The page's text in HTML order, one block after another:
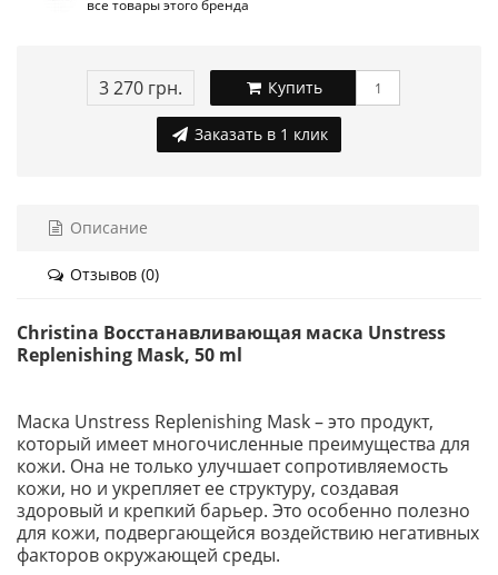
все товары этого бренда
3 270 грн. Купить
Заказать в 1 клик
Описание
Отзывов (0)
Christina Восстанавливающая маска Unstress
Replenishing Mask, 50 ml
Маска Unstress Replenishing Mask – это продукт,
который имеет многочисленные преимущества для
кожи. Она не только улучшает сопротивляемость
кожи, но и укрепляет ее структуру, создавая
здоровый и крепкий барьер. Это особенно полезно
для кожи, подвергающейся воздействию негативных
факторов окружающей среды.